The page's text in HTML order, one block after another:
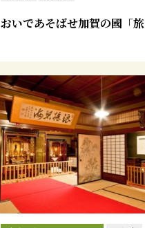
おいであそばせ加賀の國「旅